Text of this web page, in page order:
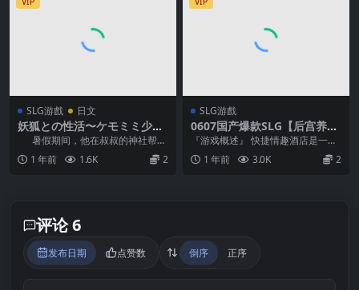
SLG游戲 日文
妖狐との性活〜ケモミミ少女
孕ませ蜜月日記〜
暑假期间，他在叔叔的神社帮忙
时发现一只...
1 年前 1.6K 2
SLG游戲
0607国产爆款SLG【后宫养
成】快捷情趣酒店 Quickie: A
Love Hotel Story v1.0 正式
版(完结？！)【官中无码】
『游戏概述』 快捷情趣酒店是一段
关于爱与欲望的故事 ♥ 游戏通过八
段不同的恋情主...
1 年前 3.0K 2
评论 6
发布日期 点赞数 倒序 正序